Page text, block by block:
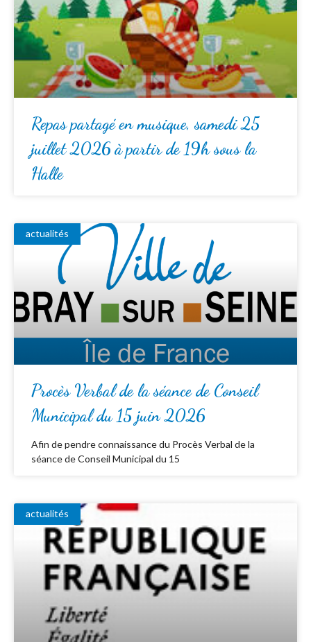
Repas partagé en musique, samedi 25
juillet 2026 à partir de 19h sous la
Halle
actualités
Procès Verbal de la séance de Conseil
Municipal du 15 juin 2026
Afin de pendre connaissance du Procès Verbal de la
séance de Conseil Municipal du 15
actualités